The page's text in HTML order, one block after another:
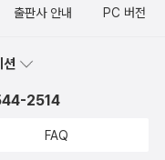
출판사 안내 PC 버전
션
2514
FAQ